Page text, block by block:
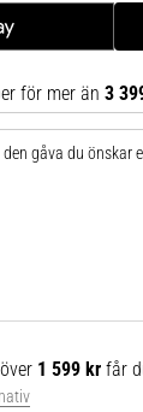
för mer än 3
den gåva du önskar
1 599 kr får